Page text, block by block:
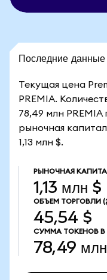
Последние
Текущая цена
PREMIA.
78,49 млн
рыночная
1,13 млн $.
РЫНОЧНАЯ
1,13 млн $
ОБЪЕМ ТОРГОВЛИ
45,54 $
СУММА ТОКЕНОВ В
78,49 млн